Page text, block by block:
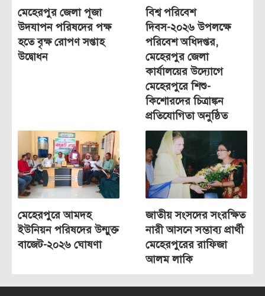
মেহেরপুর জেলা পূজা
উদযাপন পরিষদের পক্ষ
হতে বৃক্ষ রোপণ সপ্তাহ
উদ্বোধন
বিশ্ব পরিবেশ
দিবস-২০২৬ উপলক্ষে
পরিবেশ অধিদপ্তর,
মেহেরপুর জেলা
কার্যালয়ের উদ্যোগে
মেহেরপুরে শিশু-
কিশোরদের চিত্রাঙ্কন
প্রতিযোগিতা অনুষ্ঠিত
মেহেরপুরে আমদহ
ইউনিয়ন পরিষদের উন্মুক্ত
বাজেট-২০২৬ ঘোষণা
জাতীয় সংসদের সংরক্ষিত
নারী আসনে সম্ভাব্য প্রার্থী
মেহেরপুরের রাফিজা
আলম লাকি